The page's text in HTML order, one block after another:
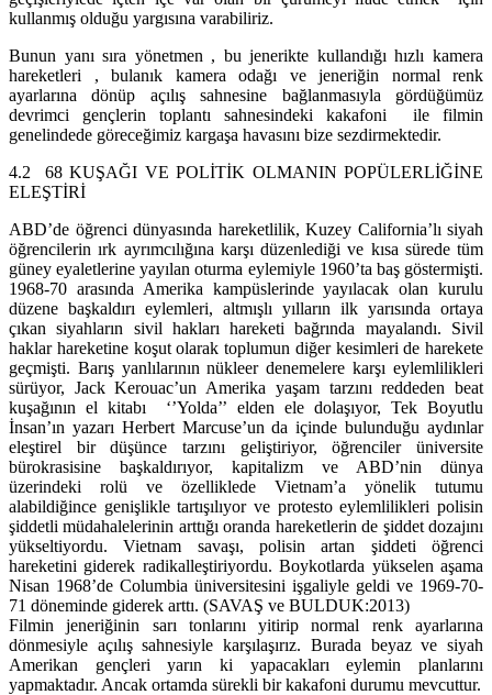
kullanmış olduğu yargısına varabiliriz.
Bunun yanı sıra yönetmen , bu jenerikte kullandığı hızlı kamera
hareketleri , bulanık kamera odağı ve jeneriğin normal renk
ayarlarına dönüp açılış sahnesine bağlanmasıyla gördüğümüz
devrimci gençlerin toplantı sahnesindeki kakafoni ile filmin
genelindede göreceğimiz kargaşa havasını bize sezdirmektedir.
4.2 68 KUŞAĞI VE POLİTİK OLMANIN POPÜLERLİĞİNE
ELEŞTİRİ
ABD’de öğrenci dünyasında hareketlilik, Kuzey California’lı siyah
öğrencilerin ırk ayrımcılığına karşı düzenlediği ve kısa sürede tüm
güney eyaletlerine yayılan oturma eylemiyle 1960’ta baş göstermişti.
1968-70 arasında Amerika kampüslerinde yayılacak olan kurulu
düzene başkaldırı eylemleri, altmışlı yılların ilk yarısında ortaya
çıkan siyahların sivil hakları hareketi bağrında mayalandı. Sivil
haklar hareketine koşut olarak toplumun diğer kesimleri de harekete
geçmişti. Barış yanlılarının nükleer denemelere karşı eylemlilikleri
sürüyor, Jack Kerouac’un Amerika yaşam tarzını reddeden beat
kuşağının el kitabı ‘’Yolda’’ elden ele dolaşıyor, Tek Boyutlu
İnsan’ın yazarı Herbert Marcuse’un da içinde bulunduğu aydınlar
eleştirel bir düşünce tarzını geliştiriyor, öğrenciler üniversite
bürokrasisine başkaldırıyor, kapitalizm ve ABD’nin dünya
üzerindeki rolü ve özelliklede Vietnam’a yönelik tutumu
alabildiğince genişlikle tartışılıyor ve protesto eylemlilikleri polisin
şiddetli müdahalelerinin arttığı oranda hareketlerin de şiddet dozajını
yükseltiyordu. Vietnam savaşı, polisin artan şiddeti öğrenci
hareketini giderek radikalleştiriyordu. Boykotlarda yükselen aşama
Nisan 1968’de Columbia üniversitesini işgaliyle geldi ve 1969-70-
71 döneminde giderek arttı. (SAVAŞ ve BULDUK:2013)
Filmin jeneriğinin sarı tonlarını yitirip normal renk ayarlarına
dönmesiyle açılış sahnesiyle karşılaşırız. Burada beyaz ve siyah
Amerikan gençleri yarın ki yapacakları eylemin planlarını
yapmaktadır. Ancak ortamda sürekli bir kakafoni durumu mevcuttur.